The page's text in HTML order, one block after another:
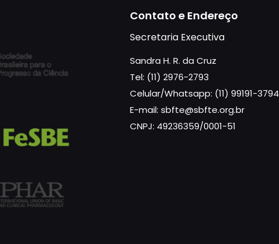
Contato e Endereço
Secretaria Executiva
Sandra H. R. da Cruz
Tel: (11) 2976-2793
Celular/Whatsapp: (11) 99191-3794
E-mail: sbfte@sbfte.org.br
CNPJ: 49236359/0001-51